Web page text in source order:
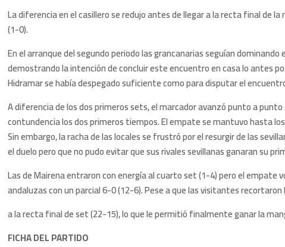
La diferencia en el casillero se redujo antes de llegar a la recta final de
(1-0).
En el arranque del segundo periodo las grancanarias seguían
demostrando la intención de concluir este encuentro en casa lo antes
Hidramar se había despegado suficiente como para disputar el
A diferencia de los dos primeros sets, el marcador avanzó punto a
contundencia los dos primeros tiempos. El empate se mantuvo hasta
Sin embargo, la racha de las locales se frustró por el resurgir de las
el duelo pero que no pudo evitar que sus rivales sevillanas ganaran su
Las de Mairena entraron con energía al cuarto set (1-4) pero el empate
andaluzas con un parcial 6-0 (12-6). Pese a que las visitantes
a la recta final de set (22-15), lo que le permitió finalmente ganar la
FICHA DEL PARTIDO